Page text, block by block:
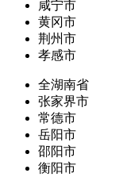
咸宁市
黄冈市
荆州市
孝感市
全湖南省
张家界市
常德市
岳阳市
邵阳市
衡阳市